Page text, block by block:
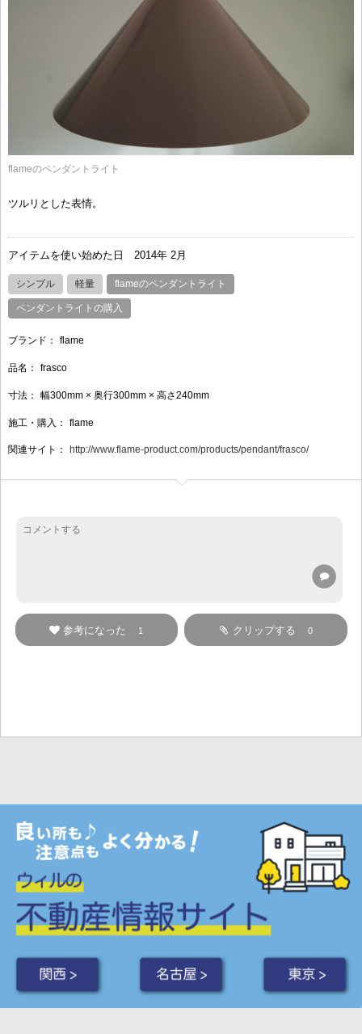
flameのペンダントライト
ツルリとした表情。
アイテムを使い始めた日 2014年 2月
シンプル 軽量 flameのペンダントライト
ペンダントライトの購入
ブランド： flame
品名： frasco
寸法： 幅300mm × 奥行300mm × 高さ240mm
施工・購入： flame
関連サイト： http://www.flame-product.com/products/pendant/frasco/
クリップする 0
参考になった 1
関西 > 名古屋 > 東京 >